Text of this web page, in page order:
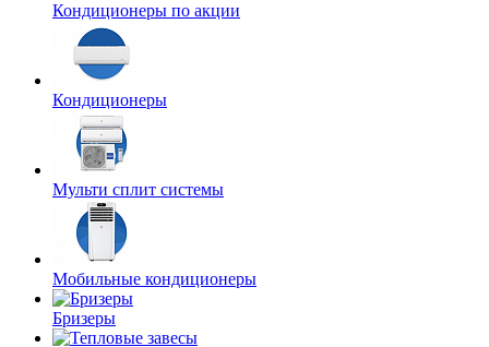
Кондиционеры по акции
Кондиционеры
Мульти сплит системы
Мобильные кондиционеры
Бризеры